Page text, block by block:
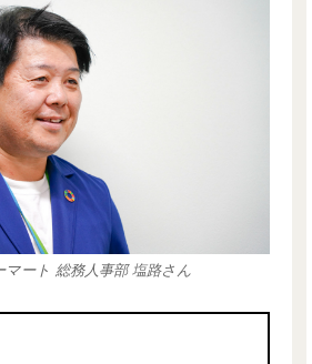
ート 総務人事部 塩路さん